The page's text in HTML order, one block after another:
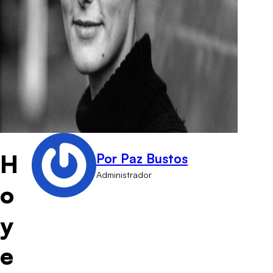
H
o
y
e
Por Paz Bustos
Administrador